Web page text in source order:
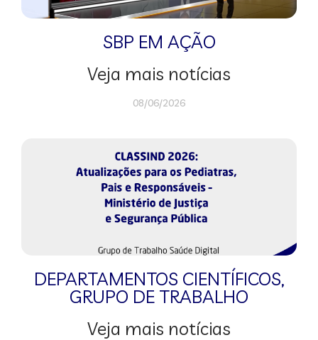
SBP EM AÇÃO
Veja mais notícias
08/06/2026
DEPARTAMENTOS CIENTÍFICOS,
GRUPO DE TRABALHO
Veja mais notícias